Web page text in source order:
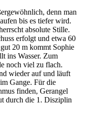
denn man
bis es tiefer wird.
absolute Stille.
erfolgt und etwa 60
20 m kommt Sophie
ins Wasser. Zum
noch viel zu flach.
wieder auf und läuft
Gange. Für die
finden, Gerangel
durch die 1. Disziplin